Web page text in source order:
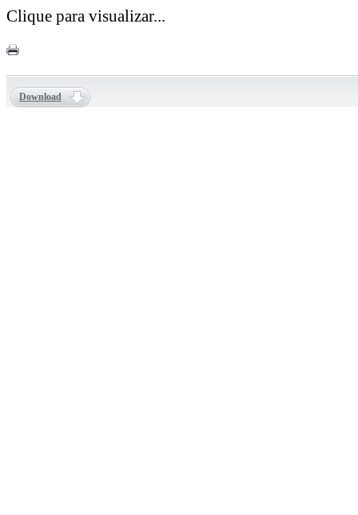
Clique para visualizar...
Download